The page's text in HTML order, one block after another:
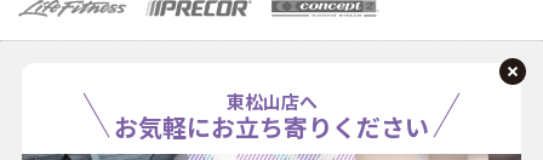
東松山店へ
お気軽にお立ち寄りください